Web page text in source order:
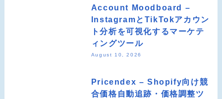
Account Moodboard –
InstagramとTikTokアカウン
ト分析を可視化するマーケテ
ィングツール
August 10, 2026
Pricendex – Shopify向け競
合価格自動追跡・価格調整ツ